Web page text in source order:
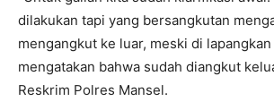
dilakukan tapi yang bersangkutan
mengangkut ke luar, meski di lapangkan
mengatakan bahwa sudah diangkut
Reskrim Polres Mansel.